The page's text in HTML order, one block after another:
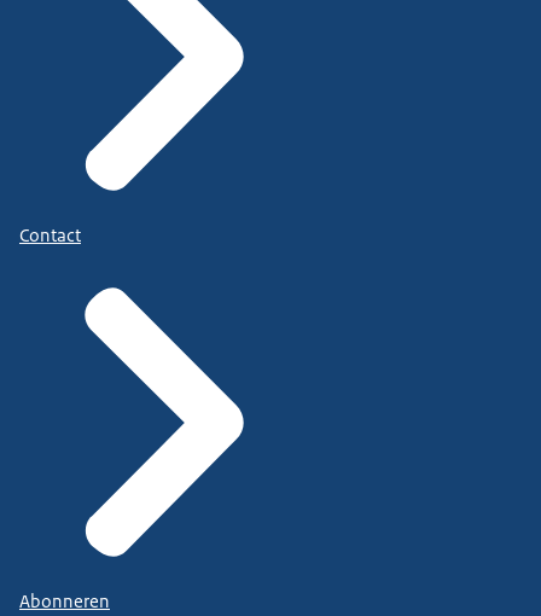
Contact
Abonneren